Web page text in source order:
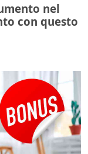
nel
con questo